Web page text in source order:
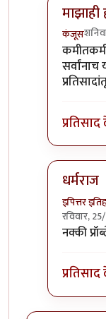
कंजूस
In
धर्मराज
इपित्तर
रविवार,
In
नक्की